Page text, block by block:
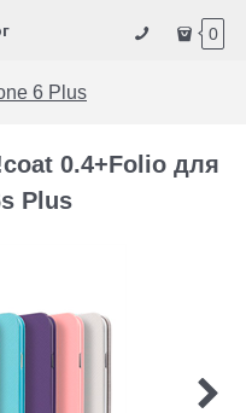
0
6 Plus
0.4+Folio для
Plus